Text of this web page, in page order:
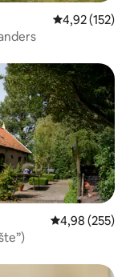
Prosječna
4,92 (152)
gosti”
Prosječna
4,98 (255)